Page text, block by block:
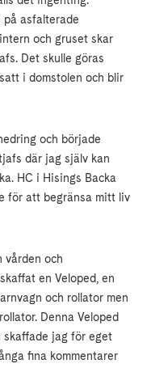
asfalterade
och gruset skar
Det skulle göras
i domstolen och blir
och började
där jag själv kan
HC i Hisings Backa
för att begränsa mitt liv
vården och
en Veloped, en
och rollator men
Denna Veloped
skaffade jag för eget
fina kommentarer